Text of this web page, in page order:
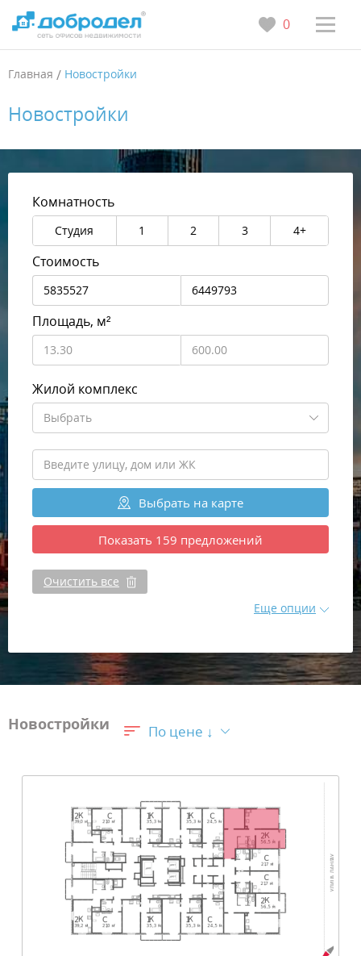
0
Главная / Новостройки
Новостройки
Комнатность
Студия 1 2 3 4+
Стоимость
Площадь, м²
Жилой комплекс
Выбрать
Выбрать на карте
Показать 159 предложений
Очистить все
Еще опции
Новостройки По цене ↓